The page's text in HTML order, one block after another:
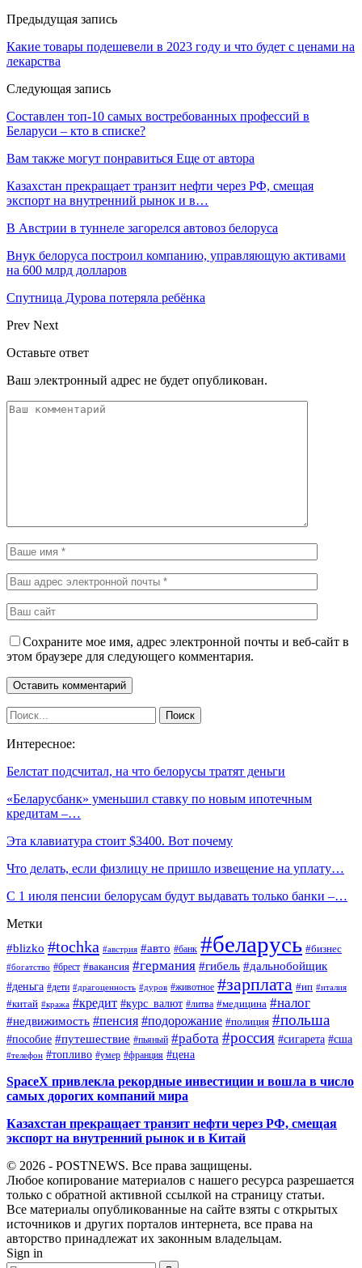
Предыдущая запись
Какие товары подешевели в 2023 году и что будет с ценами на
лекарства
Следующая запись
Составлен топ-10 самых востребованных профессий в
Беларуси – кто в списке?
Вам также могут понравиться Еще от автора
Казахстан прекращает транзит нефти через РФ, смещая
экспорт на внутренний рынок и в…
В Австрии в туннеле загорелся автовоз белоруса
Внук белоруса построил компанию, управляющую активами
на 600 млрд долларов
Спутница Дурова потеряла ребёнка
Prev Next
Оставьте ответ
Ваш электронный адрес не будет опубликован.
Сохраните мое имя, адрес электронной почты и веб-сайт в
этом браузере для следующего комментария.
Интересное:
Белстат подсчитал, на что белорусы тратят деньги
«Беларусбанк» уменьшил ставку по новым ипотечным
кредитам –…
Эта клавиатура стоит $3400. Вот почему
Что делать, если физлицу не пришло извещение на уплату…
С 1 июля пенсии белорусам будут выдавать только банки –…
Метки
#blizko #tochka #австрия #авто #банк #беларусь #бизнес
#богатство #брест #вакансия #германия #гибель #дальнобойщик
#деньга #дети #драгоценность #дуров #животное #зарплата #ип #италия
#китай #кража #кредит #курс_валют #литва #медицина #налог
#недвижимость #пенсия #подорожание #полиция #польша
#пособие #путешествие #пьяный #работа #россия #сигарета #сша
#телефон #топливо #умер #франция #цена
SpaceX привлекла рекордные инвестиции и вошла в число
самых дорогих компаний мира
Казахстан прекращает транзит нефти через РФ, смещая
экспорт на внутренний рынок и в Китай
© 2026 - POSTNEWS. Все права защищены.
Любое копирование материалов с нашего ресурса разрешается
только с обратной активной ссылкой на страницу статьи.
Все материалы опубликованные на сайте взяты с открытых
источников и других порталов интернета, все права на
авторство принадлежат их законным владельцам.
Sign in